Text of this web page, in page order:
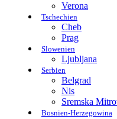
Verona
Tschechien
Cheb
Prag
Slowenien
Ljubljana
Serbien
Belgrad
Nis
Sremska
Bosnien-Herzegowina